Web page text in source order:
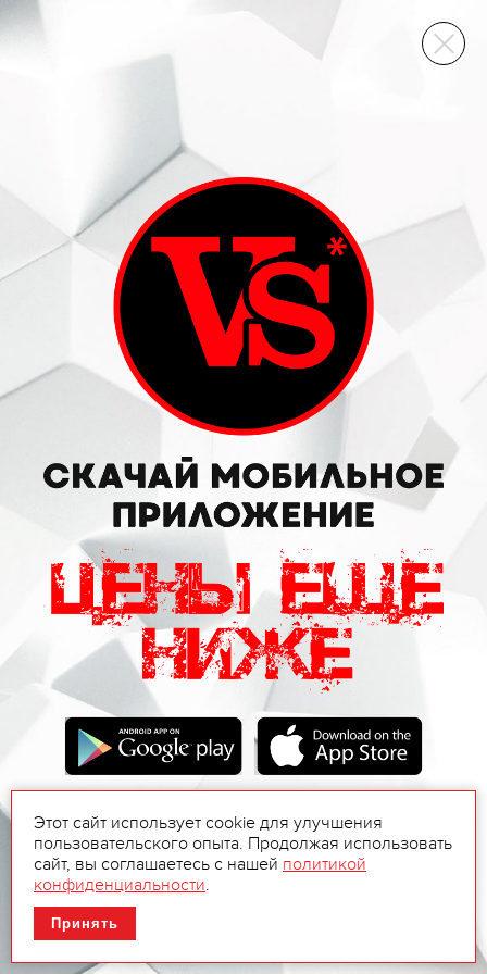
ВИННЫЙ СКЛАД
Этот сайт использует cookie для улучшения
пользовательского опыта. Продолжая использовать
сайт, вы соглашаетесь с нашей политикой
конфиденциальности.
Принять